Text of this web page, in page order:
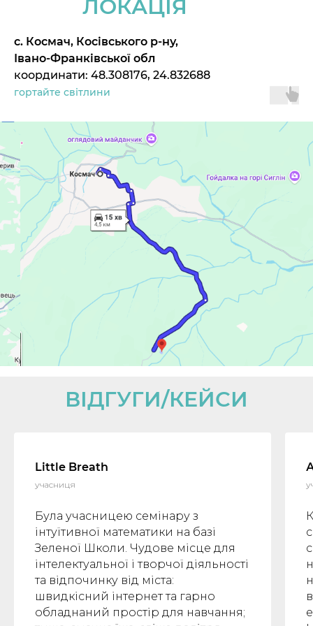
ЛОКАЦІЯ
с. Космач, Косівського р-ну,
Івано-Франківської обл
координати: 48.308176, 24.832688
гортайте світлини
ВІДГУГИ/КЕЙСИ
Little Breath
учасниця
Була учасницею семінару з
інтуїтивної математики на базі
Зеленої Школи. Чудове місце для
інтелектуальної і творчої діяльності
та відпочинку від міста:
швидкісний інтернет та гарно
обладнаний простір для навчання;